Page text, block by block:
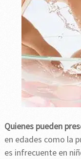
Quienes pueden
en edades como la
es infrecuente en